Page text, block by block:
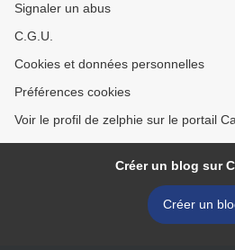
Signaler un abus
C.G.U.
Cookies et données personnelles
Préférences cookies
Voir le profil de zelphie sur le portail
Créer un blog sur
Créer un